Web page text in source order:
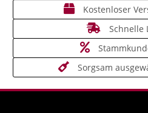
Kostenloser
Schnelle
Sorgsam